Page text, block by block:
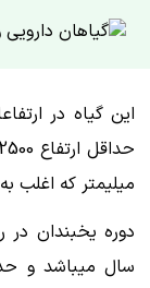
این گیاه در
میلیمتر که اغلب